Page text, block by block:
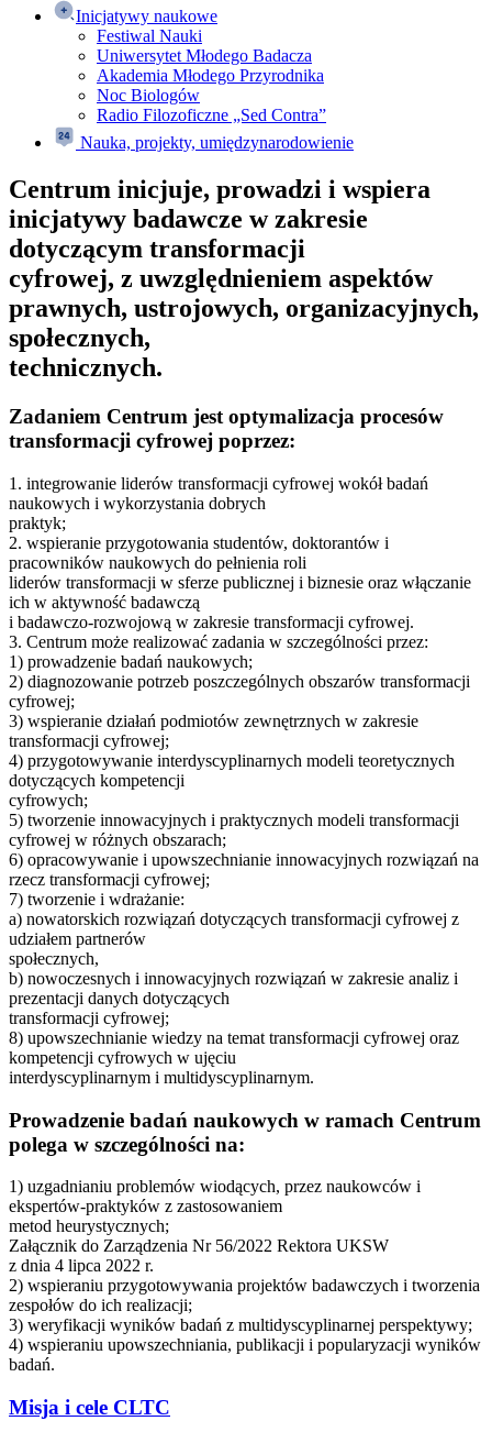
Inicjatywy naukowe
Festiwal Nauki
Uniwersytet Młodego Badacza
Akademia Młodego Przyrodnika
Noc Biologów
Radio Filozoficzne „Sed Contra”
Nauka, projekty, umiędzynarodowienie
Centrum inicjuje, prowadzi i wspiera
inicjatywy badawcze w zakresie
dotyczącym transformacji
cyfrowej, z uwzględnieniem aspektów
prawnych, ustrojowych, organizacyjnych,
społecznych,
technicznych.
Zadaniem Centrum jest optymalizacja procesów
transformacji cyfrowej poprzez:
1. integrowanie liderów transformacji cyfrowej wokół badań
naukowych i wykorzystania dobrych
praktyk;
2. wspieranie przygotowania studentów, doktorantów i
pracowników naukowych do pełnienia roli
liderów transformacji w sferze publicznej i biznesie oraz włączanie
ich w aktywność badawczą
i badawczo-rozwojową w zakresie transformacji cyfrowej.
3. Centrum może realizować zadania w szczególności przez:
1) prowadzenie badań naukowych;
2) diagnozowanie potrzeb poszczególnych obszarów transformacji
cyfrowej;
3) wspieranie działań podmiotów zewnętrznych w zakresie
transformacji cyfrowej;
4) przygotowywanie interdyscyplinarnych modeli teoretycznych
dotyczących kompetencji
cyfrowych;
5) tworzenie innowacyjnych i praktycznych modeli transformacji
cyfrowej w różnych obszarach;
6) opracowywanie i upowszechnianie innowacyjnych rozwiązań na
rzecz transformacji cyfrowej;
7) tworzenie i wdrażanie:
a) nowatorskich rozwiązań dotyczących transformacji cyfrowej z
udziałem partnerów
społecznych,
b) nowoczesnych i innowacyjnych rozwiązań w zakresie analiz i
prezentacji danych dotyczących
transformacji cyfrowej;
8) upowszechnianie wiedzy na temat transformacji cyfrowej oraz
kompetencji cyfrowych w ujęciu
interdyscyplinarnym i multidyscyplinarnym.
Prowadzenie badań naukowych w ramach Centrum
polega w szczególności na:
1) uzgadnianiu problemów wiodących, przez naukowców i
ekspertów-praktyków z zastosowaniem
metod heurystycznych;
Załącznik do Zarządzenia Nr 56/2022 Rektora UKSW
z dnia 4 lipca 2022 r.
2) wspieraniu przygotowywania projektów badawczych i tworzenia
zespołów do ich realizacji;
3) weryfikacji wyników badań z multidyscyplinarnej perspektywy;
4) wspieraniu upowszechniania, publikacji i popularyzacji wyników
badań.
Misja i cele CLTC